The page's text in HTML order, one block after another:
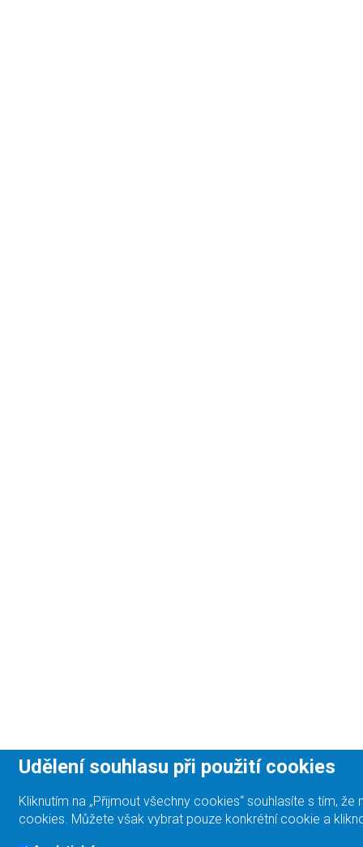
Udělení souhlasu při použití cookies
Kliknutím na „Přijmout všechny cookies“ souhlasíte s tím,
cookies. Můžete však vybrat pouze konkrétní cookie a